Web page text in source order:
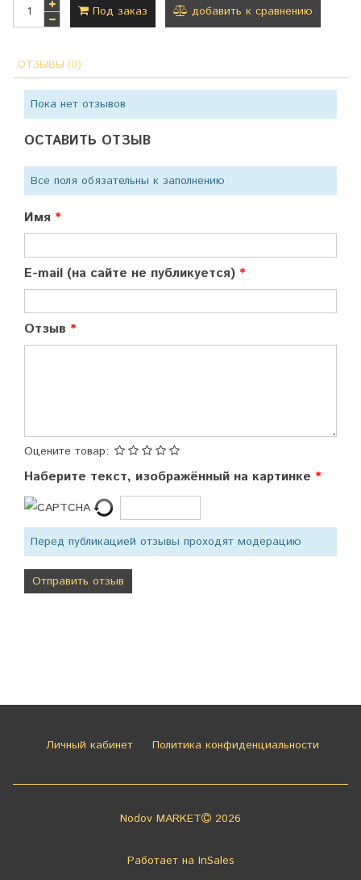
Под заказ добавить к сравнению
ОТЗЫВЫ (0)
Пока нет отзывов
ОСТАВИТЬ ОТЗЫВ
Все поля обязательны к заполнению
Имя
E-mail (на сайте не публикуется)
Отзыв
Оцените товар:
Наберите текст, изображённый на картинке
Перед публикацией отзывы проходят модерацию
Личный кабинет Политика конфиденциальности
Nodov MARKET 2026
Работает на InSales